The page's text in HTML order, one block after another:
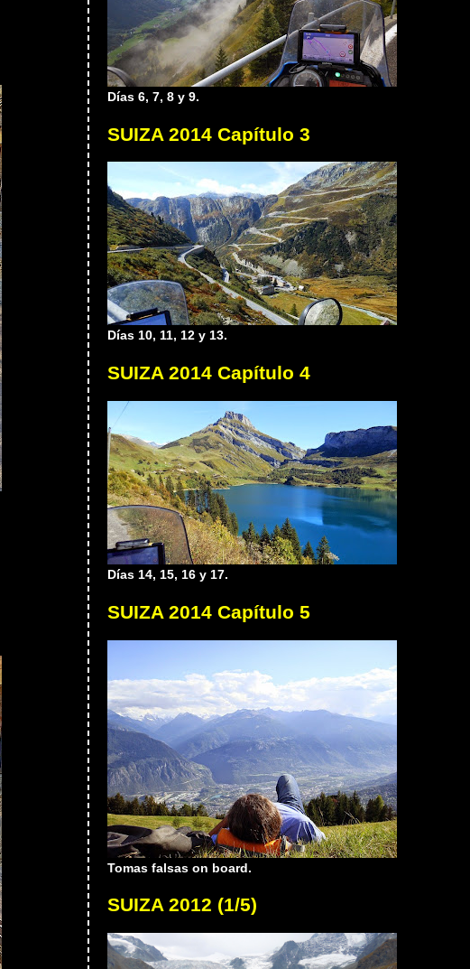
Días 6, 7, 8 y 9.
SUIZA 2014 Capítulo 3
Días 10, 11, 12 y 13.
SUIZA 2014 Capítulo 4
Días 14, 15, 16 y 17.
SUIZA 2014 Capítulo 5
Tomas falsas on board.
SUIZA 2012 (1/5)